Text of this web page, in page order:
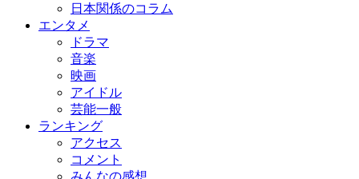
日本関係のコラム
エンタメ
ドラマ
音楽
映画
アイドル
芸能一般
ランキング
アクセス
コメント
みんなの感想